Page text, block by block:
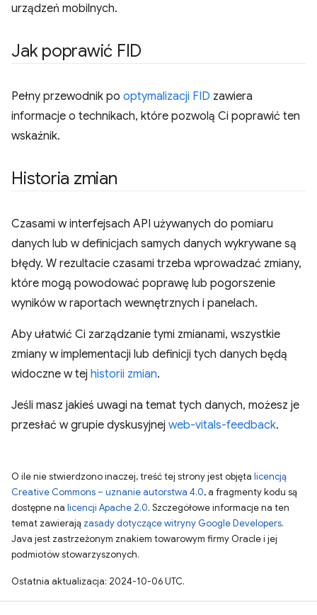
urządzeń mobilnych.
Jak poprawić FID
Pełny przewodnik po optymalizacji FID zawiera
informacje o technikach, które pozwolą Ci poprawić ten
wskaźnik.
Historia zmian
Czasami w interfejsach API używanych do pomiaru
danych lub w definicjach samych danych wykrywane są
błędy. W rezultacie czasami trzeba wprowadzać zmiany,
które mogą powodować poprawę lub pogorszenie
wyników w raportach wewnętrznych i panelach.
Aby ułatwić Ci zarządzanie tymi zmianami, wszystkie
zmiany w implementacji lub definicji tych danych będą
widoczne w tej historii zmian.
Jeśli masz jakieś uwagi na temat tych danych, możesz je
przesłać w grupie dyskusyjnej web-vitals-feedback.
O ile nie stwierdzono inaczej, treść tej strony jest objęta licencją
Creative Commons – uznanie autorstwa 4.0, a fragmenty kodu są
dostępne na licencji Apache 2.0. Szczegółowe informacje na ten
temat zawierają zasady dotyczące witryny Google Developers.
Java jest zastrzeżonym znakiem towarowym firmy Oracle i jej
podmiotów stowarzyszonych.
Ostatnia aktualizacja: 2024-10-06 UTC.